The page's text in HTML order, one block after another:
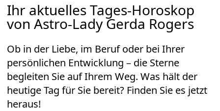
Ihr aktuelles Tages-Horoskop
von Astro-Lady Gerda Rogers
Ob in der Liebe, im Beruf oder bei Ihrer
persönlichen Entwicklung – die Sterne
begleiten Sie auf Ihrem Weg. Was hält der
heutige Tag für Sie bereit? Finden Sie es jetzt
heraus!